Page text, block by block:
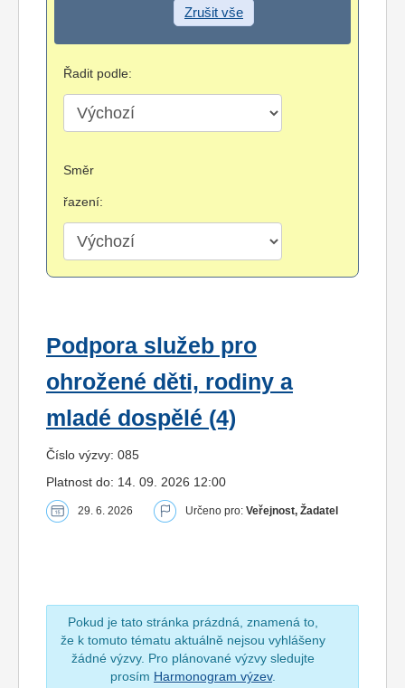
Zrušit vše
Řadit podle:
Směr
řazení:
Podpora služeb pro
ohrožené děti, rodiny a
mladé dospělé (4)
Číslo výzvy: 085
Platnost do: 14. 09. 2026 12:00
29. 6. 2026 Určeno pro: Veřejnost, Žadatel
Pokud je tato stránka prázdná, znamená to,
že k tomuto tématu aktuálně nejsou vyhlášeny
žádné výzvy. Pro plánované výzvy sledujte
prosím Harmonogram výzev.